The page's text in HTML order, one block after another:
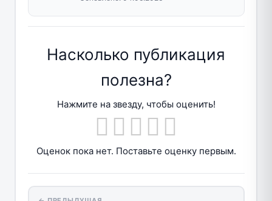
Насколько публикация
полезна?
Нажмите на звезду, чтобы оценить!
Оценок пока нет. Поставьте оценку первым.